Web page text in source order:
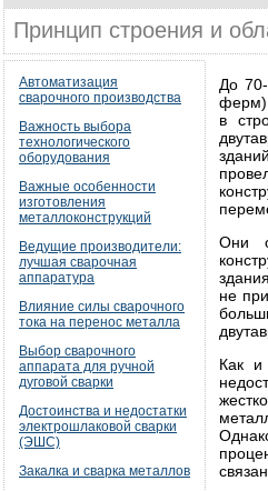
Принцип строения и
Автоматизация
сварочного производства
Важность выбора
технологического
оборудования
Важные особенности
изготовления
металлоконструкций
Ведущие производители:
лучшая сварочная
аппаратура
Влияние силы сварочного
тока на перенос металла
Выбор сварочного
аппарата для ручной
дуговой сварки
Достоинства и недостатки
электрошлаковой сварки
(ЭШС)
Закалка и сварка металлов
До
ферм)
в
Они
не
Как и